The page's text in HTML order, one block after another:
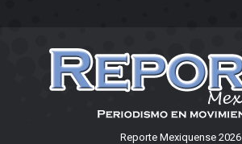
Reporte Mexiquense 2026